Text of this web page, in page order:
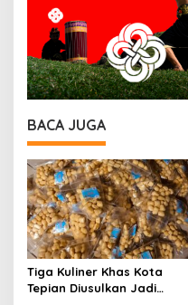
BACA JUGA
Tiga Kuliner Khas Kota
Tepian Diusulkan Jadi